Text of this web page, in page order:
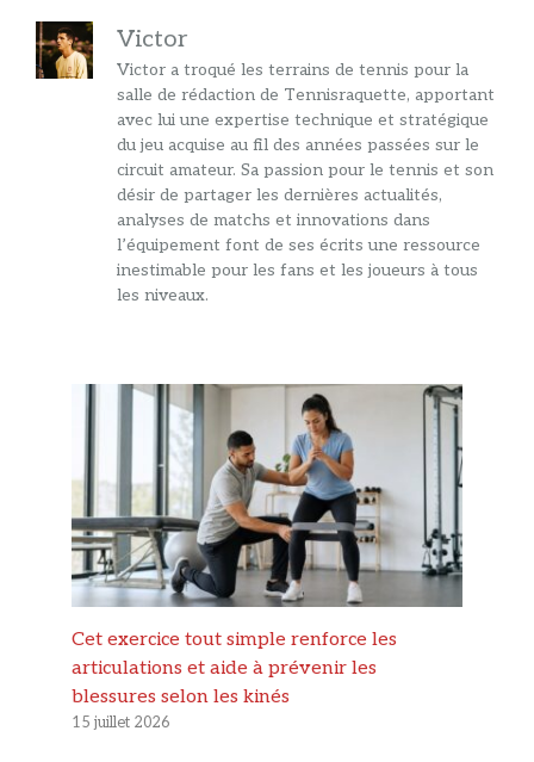
Victor
Victor a troqué les terrains de tennis pour la
salle de rédaction de Tennisraquette, apportant
avec lui une expertise technique et stratégique
du jeu acquise au fil des années passées sur le
circuit amateur. Sa passion pour le tennis et son
désir de partager les dernières actualités,
analyses de matchs et innovations dans
l’équipement font de ses écrits une ressource
inestimable pour les fans et les joueurs à tous
les niveaux.
Cet exercice tout simple renforce les
articulations et aide à prévenir les
blessures selon les kinés
15 juillet 2026